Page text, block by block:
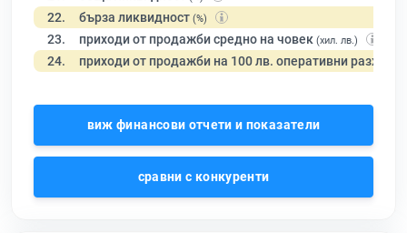
22. бърза ликвидност (%)
23. приходи от продажби средно на човек (хил. лв.)
24. приходи от продажби на 100 лв. оперативни разходи
виж финансови отчети и показатели
сравни с конкуренти